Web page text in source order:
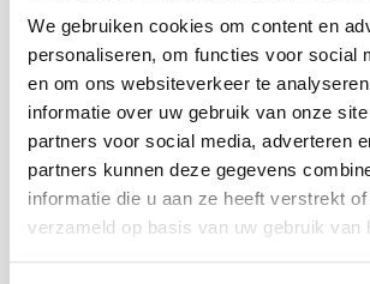
We gebruiken cookies om content en
personaliseren, om functies voor social
en om ons websiteverkeer te
informatie over uw gebruik van onze
partners voor social media, adverteren
partners kunnen deze gegevens
informatie die u aan ze heeft verstrekt
verzameld op basis van uw gebruik van